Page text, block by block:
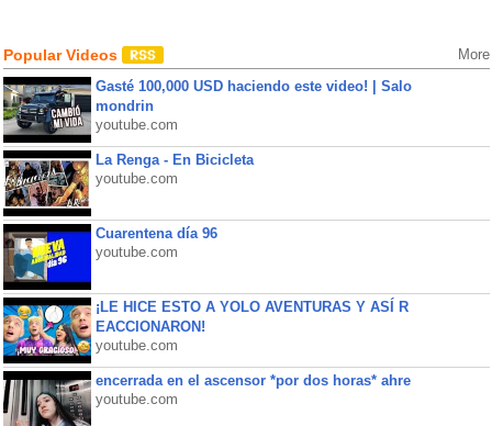
Popular Videos More
Gasté 100,000 USD haciendo este video! | Salo
mondrin
youtube.com
La Renga - En Bicicleta
youtube.com
Cuarentena día 96
youtube.com
¡LE HICE ESTO A YOLO AVENTURAS Y ASÍ R
EACCIONARON!
youtube.com
encerrada en el ascensor *por dos horas* ahre
youtube.com